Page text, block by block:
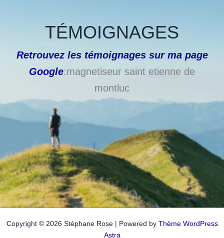
TÉMOIGNAGES
Retrouvez les témoignages sur ma page
Google:magnetiseur saint etienne de
montluc
Copyright © 2026 Stéphane Rose | Powered by Thème WordPress
Astra